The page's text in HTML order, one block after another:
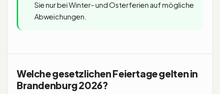
Sie nur bei Winter- und Osterferien auf mögliche
Abweichungen.
Welche gesetzlichen Feiertage gelten in
Brandenburg 2026?